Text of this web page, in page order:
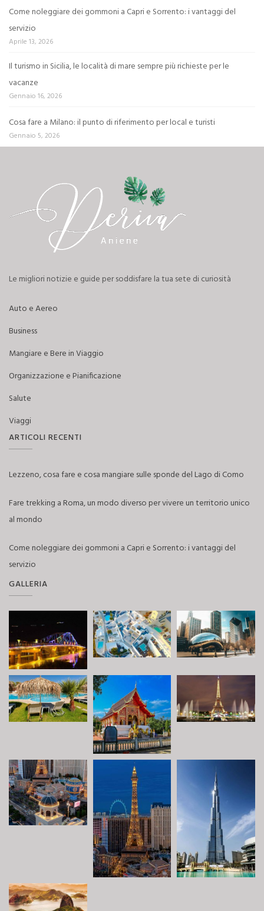
Come noleggiare dei gommoni a Capri e Sorrento: i vantaggi del
servizio
Aprile 13, 2026
Il turismo in Sicilia, le località di mare sempre più richieste per le
vacanze
Gennaio 16, 2026
Cosa fare a Milano: il punto di riferimento per local e turisti
Gennaio 5, 2026
Le migliori notizie e guide per soddisfare la tua sete di curiosità
Auto e Aereo
Business
Mangiare e Bere in Viaggio
Organizzazione e Pianificazione
Salute
Viaggi
ARTICOLI RECENTI
Lezzeno, cosa fare e cosa mangiare sulle sponde del Lago di Como
Fare trekking a Roma, un modo diverso per vivere un territorio unico
al mondo
Come noleggiare dei gommoni a Capri e Sorrento: i vantaggi del
servizio
GALLERIA